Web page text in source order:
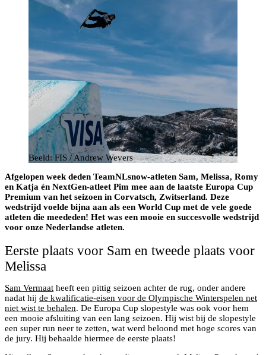
Beeld: FIS / Andrew Wevers
Afgelopen week deden TeamNLsnow-atleten Sam, Melissa, Romy
en Katja én NextGen-atleet Pim mee aan de laatste Europa Cup
Premium van het seizoen in Corvatsch, Zwitserland. Deze
wedstrijd voelde bijna aan als een World Cup met de vele goede
atleten die meededen! Het was een mooie en succesvolle wedstrijd
voor onze Nederlandse atleten.
Eerste plaats voor Sam en tweede plaats voor
Melissa
Sam Vermaat heeft een pittig seizoen achter de rug, onder andere
nadat hij de kwalificatie-eisen voor de Olympische Winterspelen net
niet wist te behalen. De Europa Cup slopestyle was ook voor hem
een mooie afsluiting van een lang seizoen. Hij wist bij de slopestyle
een super run neer te zetten, wat werd beloond met hoge scores van
de jury. Hij behaalde hiermee de eerste plaats!